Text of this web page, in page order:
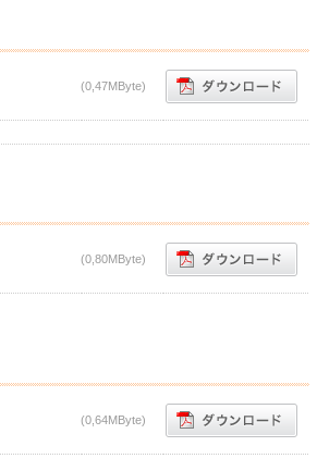
(0,47MByte)
(0,80MByte)
(0,64MByte)